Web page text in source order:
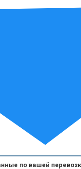
по вашей